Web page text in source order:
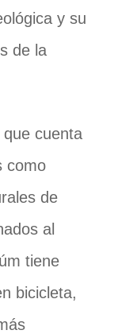
y su
de la
cuenta
como
de
al
tiene
bicicleta,